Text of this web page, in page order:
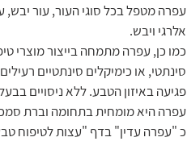
עפרה מטפל בכל סוגי העור, עור יבש,
אלרגי ויבש.
כמו כן, עפרה מתמחה בייצור מוצרי
סינתטי, או כימיקלים סינתטיים
פגיעה באיזון הטבע. ללא ניסויים
עפרה היא מומחית בתחומה וברת
כ "עפרה עדין" בדף "עצות לטיפוח